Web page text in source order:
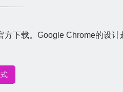
下载。Google Chrome的设